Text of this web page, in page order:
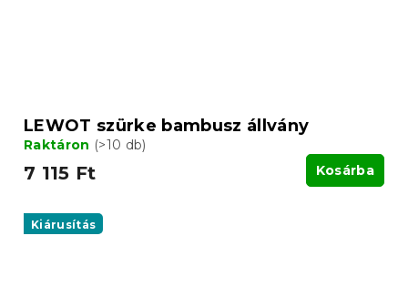
LEWOT szürke bambusz állvány
Raktáron (>10 db)
7 115 Ft Kosárba
Kiárusítás